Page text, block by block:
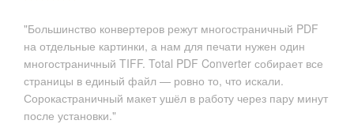
"Большинство конвертеров режут многостраничный PDF
на отдельные картинки, а нам для печати нужен один
многостраничный TIFF. Total PDF Converter собирает все
страницы в единый файл — ровно то, что искали.
Сорокастраничный макет ушёл в работу через пару минут
после установки."